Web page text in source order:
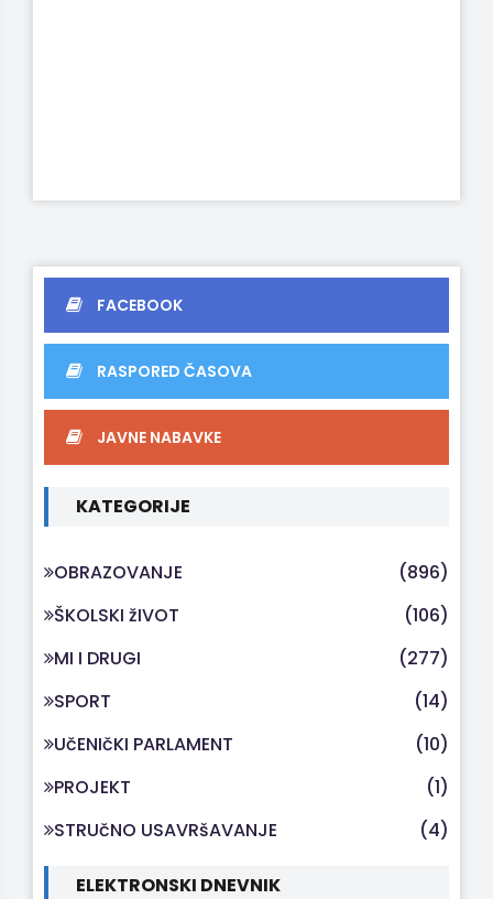
FACEBOOK
RASPORED ČASOVA
JAVNE NABAVKE
KATEGORIJE
OBRAZOVANJE
(896)
ŠKOLSKI žIVOT
(106)
MI I DRUGI
(277)
SPORT
(14)
UčENIčKI PARLAMENT
(10)
PROJEKT
(1)
STRUčNO USAVRšAVANJE
(4)
ELEKTRONSKI DNEVNIK